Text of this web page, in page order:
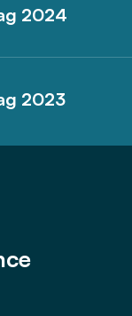
2024
2023